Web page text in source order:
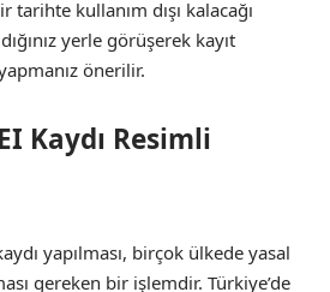
tarihte kullanım dışı kalacağı
yerle görüşerek kayıt
önerilir.
Kaydı Resimli
yapılması, birçok ülkede yasal
gereken bir işlemdir. Türkiye’de